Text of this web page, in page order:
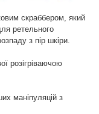
скраббером, який
ретельного
з пір шкіри.
розігріваючою
маніпуляцій з